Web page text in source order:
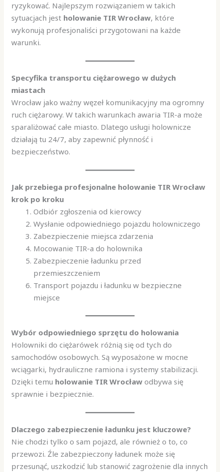
ryzykować. Najlepszym rozwiązaniem w takich
sytuacjach jest holowanie TIR Wrocław, które
wykonują profesjonaliści przygotowani na każde
warunki.
Specyfika transportu ciężarowego w dużych
miastach
Wrocław jako ważny węzeł komunikacyjny ma ogromny
ruch ciężarowy. W takich warunkach awaria TIR-a może
sparaliżować całe miasto. Dlatego usługi holownicze
działają tu 24/7, aby zapewnić płynność i
bezpieczeństwo.
Jak przebiega profesjonalne holowanie TIR Wrocław
krok po kroku
Odbiór zgłoszenia od kierowcy
Wysłanie odpowiedniego pojazdu holowniczego
Zabezpieczenie miejsca zdarzenia
Mocowanie TIR-a do holownika
Zabezpieczenie ładunku przed
przemieszczeniem
Transport pojazdu i ładunku w bezpieczne
miejsce
Wybór odpowiedniego sprzętu do holowania
Holowniki do ciężarówek różnią się od tych do
samochodów osobowych. Są wyposażone w mocne
wciągarki, hydrauliczne ramiona i systemy stabilizacji.
Dzięki temu holowanie TIR Wrocław odbywa się
sprawnie i bezpiecznie.
Dlaczego zabezpieczenie ładunku jest kluczowe?
Nie chodzi tylko o sam pojazd, ale również o to, co
przewozi. Źle zabezpieczony ładunek może się
przesunąć, uszkodzić lub stanowić zagrożenie dla innych